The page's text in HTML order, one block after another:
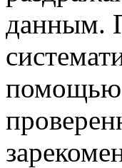
данным.
помощью